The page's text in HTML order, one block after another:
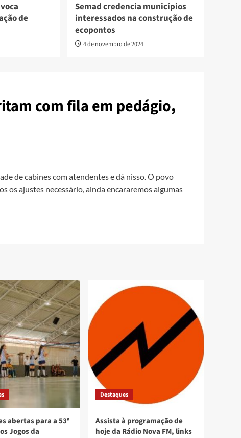
de
Semad credencia municípios
interessados na construção de
ecopontos
4 de novembro de 2024
com fila em pedágio,
de cabines com atendentes e dá nisso. O povo
os ajustes necessário, ainda encararemos algumas
abertas para a 53ª
Jogos da
Destaques
Assista à programação de
hoje da Rádio Nova FM, links